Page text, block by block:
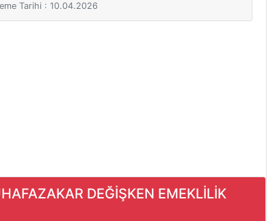
Tarihi : 10.04.2026
DEĞİŞKEN EMEKLİLİK